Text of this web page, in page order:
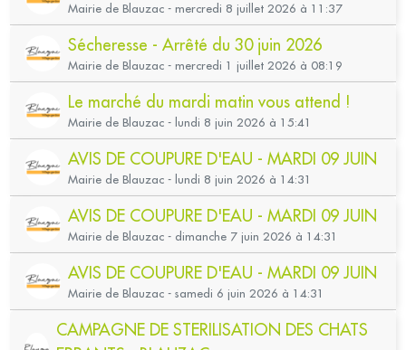
Mairie de Blauzac - mercredi 8 juillet 2026 à 11:37
Sécheresse - Arrêté du 30 juin 2026
Mairie de Blauzac - mercredi 1 juillet 2026 à 08:19
Le marché du mardi matin vous attend !
Mairie de Blauzac - lundi 8 juin 2026 à 15:41
AVIS DE COUPURE D'EAU - MARDI 09 JUIN
Mairie de Blauzac - lundi 8 juin 2026 à 14:31
AVIS DE COUPURE D'EAU - MARDI 09 JUIN
Mairie de Blauzac - dimanche 7 juin 2026 à 14:31
AVIS DE COUPURE D'EAU - MARDI 09 JUIN
Mairie de Blauzac - samedi 6 juin 2026 à 14:31
CAMPAGNE DE STERILISATION DES CHATS